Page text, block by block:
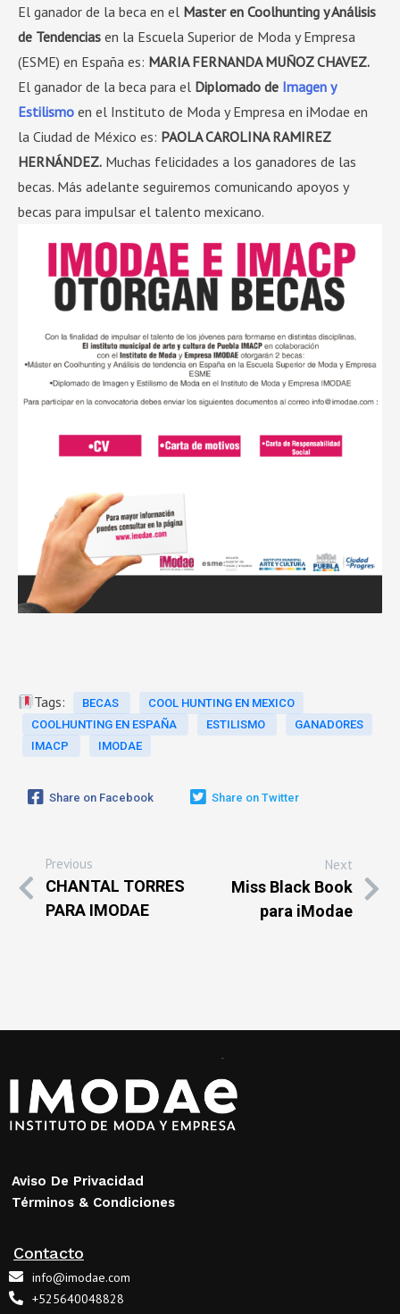
El ganador de la beca en el Master en Coolhunting y Análisis
de Tendencias en la Escuela Superior de Moda y Empresa
(ESME) en España es: MARIA FERNANDA MUÑOZ CHAVEZ.
El ganador de la beca para el Diplomado de Imagen y
Estilismo en el Instituto de Moda y Empresa en iModae en
la Ciudad de México es: PAOLA CAROLINA RAMIREZ
HERNÁNDEZ. Muchas felicidades a los ganadores de las
becas. Más adelante seguiremos comunicando apoyos y
becas para impulsar el talento mexicano.
Tags: BECAS
COOL HUNTING EN MEXICO
COOLHUNTING EN ESPAÑA
ESTILISMO
GANADORES
IMACP
IMODAE
Share on Facebook Share on Twitter
Previous
CHANTAL TORRES
PARA IMODAE
Next
Miss Black Book
para iModae
Aviso De Privacidad
Términos & Condiciones
Contacto
info@imodae.com
+525640048828